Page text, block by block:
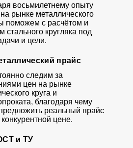
восьмилетнему опыту
рынке металлического
поможем с расчётом и
стального кругляка под
и цели.
прайс
следим за
цен на рынке
круга и
благодаря чему
реальный прайс
конкурентной цене.
и ТУ